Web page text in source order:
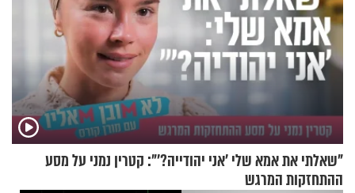
"שאלתי את אמא שלי 'אני יהודייה?'": קטרין נמני על מסע
ההתחזקות המרגש